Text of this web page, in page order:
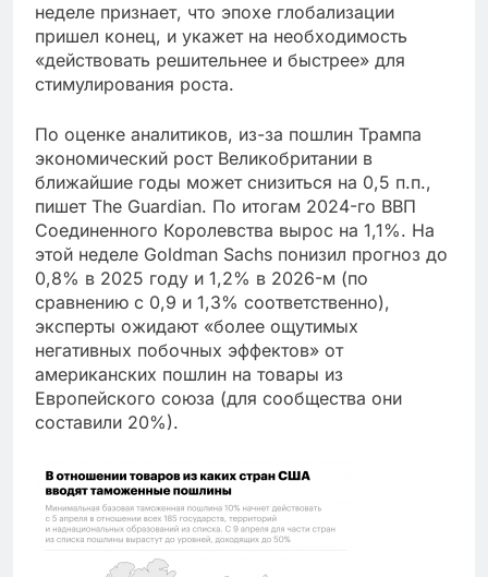
неделе признает, что эпохе глобализации
пришел конец, и укажет на необходимость
«действовать решительнее и быстрее» для
стимулирования роста.
По оценке аналитиков, из-за пошлин Трампа
экономический рост Великобритании в
ближайшие годы может снизиться на 0,5 п.п.,
пишет The Guardian. По итогам 2024-го ВВП
Соединенного Королевства вырос на 1,1%. На
этой неделе Goldman Sachs понизил прогноз до
0,8% в 2025 году и 1,2% в 2026-м (по
сравнению с 0,9 и 1,3% соответственно),
эксперты ожидают «более ощутимых
негативных побочных эффектов» от
американских пошлин на товары из
Европейского союза (для сообщества они
составили 20%).